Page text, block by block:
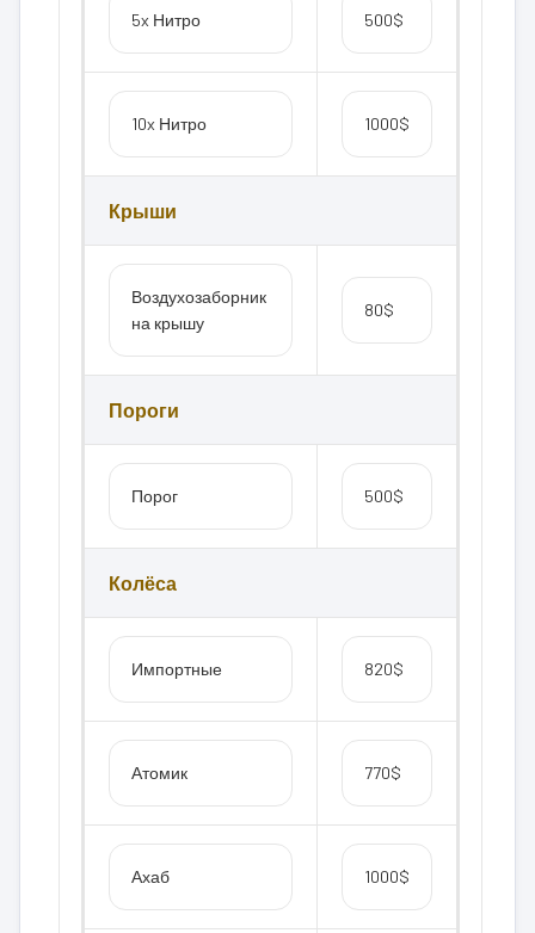
5x Нитро 500$
10x Нитро 1000$
Крыши
Воздухозаборник
на крышу
80$
Пороги
Порог 500$
Колёса
Импортные 820$
Атомик 770$
Ахаб 1000$